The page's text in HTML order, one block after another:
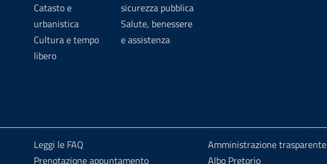
Catasto e
urbanistica
Cultura e tempo
libero
sicurezza pubblica
Salute, benessere
e assistenza
Leggi le FAQ
Prenotazione appuntamento
Amministrazione trasparente
Albo Pretorio